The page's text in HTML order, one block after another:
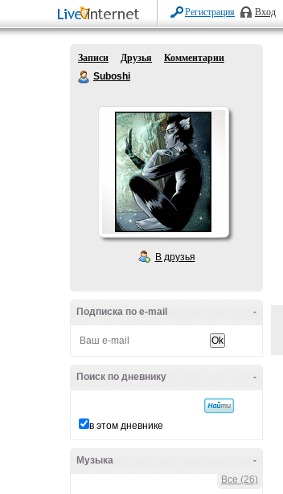
Регистрация Вход
Записи Друзья
Комментарии
Suboshi
В друзья
-
Подписка по e-mail
-
Поиск по дневнику
в этом дневнике
-
Музыка
Все (26)